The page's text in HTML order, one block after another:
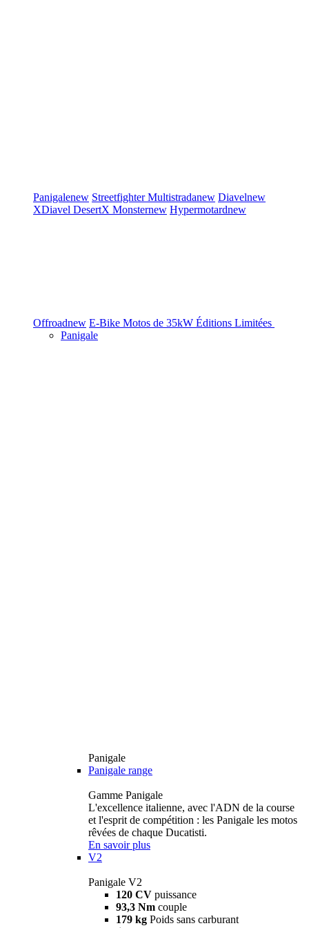
Panigalenew StreetfighterMultistradanew Diavelnew
XDiavel DesertX Monsternew Hypermotardnew
Offroadnew E-Bike Motos de 35kW Éditions Limitées
Panigale
Panigale
Panigale range
Gamme Panigale
L'excellence italienne, avec l'ADN de la course
et l'esprit de compétition : les Panigale les motos
rêvées de chaque Ducatisti.
En savoir plus
V2
Panigale V2
120 CV puissance
93,3 Nm couple
179 kg Poids sans carburant